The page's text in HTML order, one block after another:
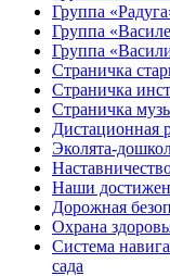
Группа
Группа
Группа
Страничка
Страничка
Страничка
Дистационная
Эколята-
Наши
Дорожная
Охрана
Система
сада